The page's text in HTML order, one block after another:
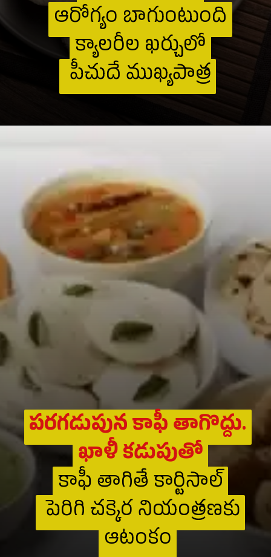
ఆరోగ్యం బాగుంటుంది
క్యాలరీల ఖర్చులో
పీచుదే ముఖ్యపాత్ర
ఆరోగ్యం బాగుంటుంది
క్యాలరీల ఖర్చులో
పీచుదే ముఖ్యపాత్ర
పరగడుపున కాఫీ తాగొద్దు.
ఖాళీ కడుపుతో
కాఫీ తాగితే కార్టిసాల్
పెరిగి చక్కెర నియంత్రణకు
ఆటంకం
పరగడుపున కాఫీ తాగొద్దు.
ఖాళీ కడుపుతో
కాఫీ తాగితే కార్టిసాల్
పెరిగి చక్కెర నియంత్రణకు
ఆటంకం